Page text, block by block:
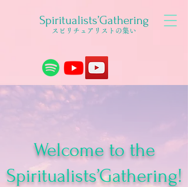
Spiritualists’Gathering
スピリチュアリストの集い
Welcome to the
Spiritualists’Gathering!